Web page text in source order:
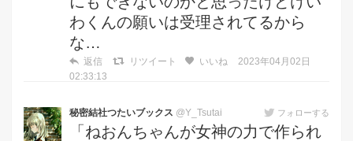
わくんの願いは受理されてるから
な…
返信 リツイート いいね
2023年04月02日
02:33:13
秘密結社つたいブックス @Y_Tsutai フォローする
「ねおんちゃんが女神の力で作られ